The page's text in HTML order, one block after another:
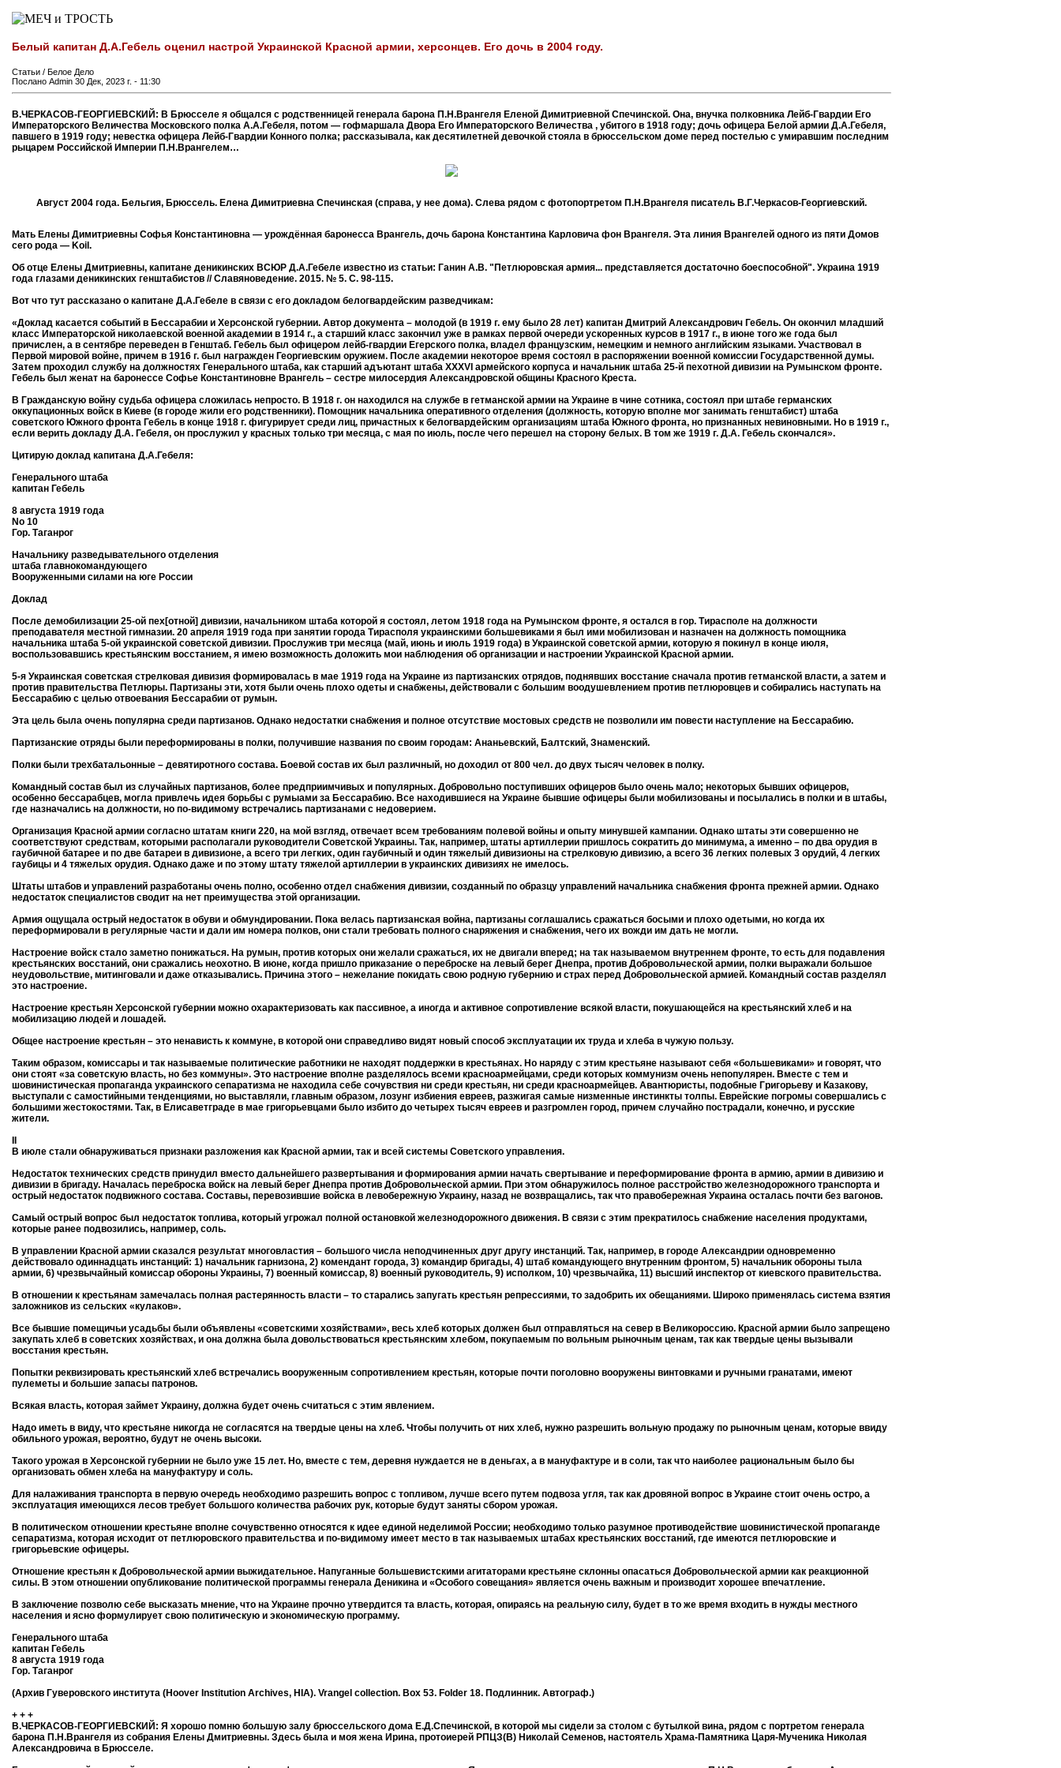
Белый капитан Д.А.Гебель оценил настрой Украинской Красной армии, херсонцев. Его дочь в 2004 году.
Статьи / Белое Дело
Послано Admin 30 Дек, 2023 г. - 11:30
В.ЧЕРКАСОВ-ГЕОРГИЕВСКИЙ: В Брюсселе я общался с родственницей генерала барона П.Н.Врангеля Еленой Димитриевной Спечинской. Она, внучка полковника Лейб-Гвардии Его
Императорского Величества Московского полка А.А.Гебеля, потом — гофмаршала Двора Его Императорского Величества , убитого в 1918 году; дочь офицера Белой армии Д.А.Гебеля,
павшего в 1919 году; невестка офицера Лейб-Гвардии Конного полка; рассказывала, как десятилетней девочкой стояла в брюссельском доме перед постелью с умиравшим последним
рыцарем Российской Империи П.Н.Врангелем…
Август 2004 года. Бельгия, Брюссель. Елена Димитриевна Спечинская (справа, у нее дома). Слева рядом с фотопортретом П.Н.Врангеля писатель В.Г.Черкасов-Георгиевский.
Мать Елены Димитриевны Софья Константиновна — урождённая баронесса Врангель, дочь барона Константина Карловича фон Врангеля. Эта линия Врангелей одного из пяти Домов
сего рода — Koil.
Об отце Елены Дмитриевны, капитане деникинских ВСЮР Д.А.Гебеле известно из статьи: Ганин А.В. "Петлюровская армия... представляется достаточно боеспособной". Украина 1919
года глазами деникинских генштабистов // Славяноведение. 2015. № 5. С. 98-115.
Вот что тут рассказано о капитане Д.А.Гебеле в связи с его докладом белогвардейским разведчикам:
«Доклад касается событий в Бессарабии и Херсонской губернии. Автор документа – молодой (в 1919 г. ему было 28 лет) капитан Дмитрий Александрович Гебель. Он окончил младший
класс Императорской николаевской военной академии в 1914 г., а старший класс закончил уже в рамках первой очереди ускоренных курсов в 1917 г., в июне того же года был
причислен, а в сентябре переведен в Генштаб. Гебель был офицером лейб-гвардии Егерского полка, владел французским, немецким и немного английским языками. Участвовал в
Первой мировой войне, причем в 1916 г. был награжден Георгиевским оружием. После академии некоторое время состоял в распоряжении военной комиссии Государственной думы.
Затем проходил службу на должностях Генерального штаба, как старший адъютант штаба XXXVI армейского корпуса и начальник штаба 25-й пехотной дивизии на Румынском фронте.
Гебель был женат на баронессе Софье Константиновне Врангель – сестре милосердия Александровской общины Красного Креста.
В Гражданскую войну судьба офицера сложилась непросто. В 1918 г. он находился на службе в гетманской армии на Украине в чине сотника, состоял при штабе германских
оккупационных войск в Киеве (в городе жили его родственники). Помощник начальника оперативного отделения (должность, которую вполне мог занимать генштабист) штаба
советского Южного фронта Гебель в конце 1918 г. фигурирует среди лиц, причастных к белогвардейским организациям штаба Южного фронта, но признанных невиновными. Но в 1919 г.,
если верить докладу Д.А. Гебеля, он прослужил у красных только три месяца, с мая по июль, после чего перешел на сторону белых. В том же 1919 г. Д.А. Гебель скончался».
Цитирую доклад капитана Д.А.Гебеля:
Генерального штаба
капитан Гебель
8 августа 1919 года
No 10
Гор. Таганрог
Начальнику разведывательного отделения
штаба главнокомандующего
Вооруженными силами на юге России
Доклад
После демобилизации 25-ой пех[отной] дивизии, начальником штаба которой я состоял, летом 1918 года на Румынском фронте, я остался в гор. Тирасполе на должности
преподавателя местной гимназии. 20 апреля 1919 года при занятии города Тирасполя украинскими большевиками я был ими мобилизован и назначен на должность помощника
начальника штаба 5-ой украинской советской дивизии. Прослужив три месяца (май, июнь и июль 1919 года) в Украинской советской армии, которую я покинул в конце июля,
воспользовавшись крестьянским восстанием, я имею возможность доложить мои наблюдения об организации и настроении Украинской Красной армии.
5-я Украинская советская стрелковая дивизия формировалась в мае 1919 года на Украине из партизанских отрядов, поднявших восстание сначала против гетманской власти, а затем и
против правительства Петлюры. Партизаны эти, хотя были очень плохо одеты и снабжены, действовали с большим воодушевлением против петлюровцев и собирались наступать на
Бессарабию с целью отвоевания Бессарабии от румын.
Эта цель была очень популярна среди партизанов. Однако недостатки снабжения и полное отсутствие мостовых средств не позволили им повести наступление на Бессарабию.
Партизанские отряды были переформированы в полки, получившие названия по своим городам: Ананьевский, Балтский, Знаменский.
Полки были трехбатальонные – девятиротного состава. Боевой состав их был различный, но доходил от 800 чел. до двух тысяч человек в полку.
Командный состав был из случайных партизанов, более предприимчивых и популярных. Добровольно поступивших офицеров было очень мало; некоторых бывших офицеров,
особенно бессарабцев, могла привлечь идея борьбы с румыами за Бессарабию. Все находившиеся на Украине бывшие офицеры были мобилизованы и посылались в полки и в штабы,
где назначались на должности, но по-видимому встречались партизанами с недоверием.
Организация Красной армии согласно штатам книги 220, на мой взгляд, отвечает всем требованиям полевой войны и опыту минувшей кампании. Однако штаты эти совершенно не
соответствуют средствам, которыми располагали руководители Советской Украины. Так, например, штаты артиллерии пришлось сократить до минимума, а именно – по два орудия в
гаубичной батарее и по две батареи в дивизионе, а всего три легких, один гаубичный и один тяжелый дивизионы на стрелковую дивизию, а всего 36 легких полевых 3 орудий, 4 легких
гаубицы и 4 тяжелых орудия. Однако даже и по этому штату тяжелой артиллерии в украинских дивизиях не имелось.
Штаты штабов и управлений разработаны очень полно, особенно отдел снабжения дивизии, созданный по образцу управлений начальника снабжения фронта прежней армии. Однако
недостаток специалистов сводит на нет преимущества этой организации.
Армия ощущала острый недостаток в обуви и обмундировании. Пока велась партизанская война, партизаны соглашались сражаться босыми и плохо одетыми, но когда их
переформировали в регулярные части и дали им номера полков, они стали требовать полного снаряжения и снабжения, чего их вожди им дать не могли.
Настроение войск стало заметно понижаться. На румын, против которых они желали сражаться, их не двигали вперед; на так называемом внутреннем фронте, то есть для подавления
крестьянских восстаний, они сражались неохотно. В июне, когда пришло приказание о переброске на левый берег Днепра, против Добровольческой армии, полки выражали большое
неудовольствие, митинговали и даже отказывались. Причина этого – нежелание покидать свою родную губернию и страх перед Добровольческой армией. Командный состав разделял
это настроение.
Настроение крестьян Херсонской губернии можно охарактеризовать как пассивное, а иногда и активное сопротивление всякой власти, покушающейся на крестьянский хлеб и на
мобилизацию людей и лошадей.
Общее настроение крестьян – это ненависть к коммуне, в которой они справедливо видят новый способ эксплуатации их труда и хлеба в чужую пользу.
Таким образом, комиссары и так называемые политические работники не находят поддержки в крестьянах. Но наряду с этим крестьяне называют себя «большевиками» и говорят, что
они стоят «за советскую власть, но без коммуны». Это настроение вполне разделялось всеми красноармейцами, среди которых коммунизм очень непопулярен. Вместе с тем и
шовинистическая пропаганда украинского сепаратизма не находила себе сочувствия ни среди крестьян, ни среди красноармейцев. Авантюристы, подобные Григорьеву и Казакову,
выступали с самостийными тенденциями, но выставляли, главным образом, лозунг избиения евреев, разжигая самые низменные инстинкты толпы. Еврейские погромы совершались с
большими жестокостями. Так, в Елисаветграде в мае григорьевцами было избито до четырех тысяч евреев и разгромлен город, причем случайно пострадали, конечно, и русские
жители.
В июле стали обнаруживаться признаки разложения как Красной армии, так и всей системы Советского управления.
Недостаток технических средств принудил вместо дальнейшего развертывания и формирования армии начать свертывание и переформирование фронта в армию, армии в дивизию и
дивизии в бригаду. Началась переброска войск на левый берег Днепра против Добровольческой армии. При этом обнаружилось полное расстройство железнодорожного транспорта и
острый недостаток подвижного состава. Составы, перевозившие войска в левобережную Украину, назад не возвращались, так что правобережная Украина осталась почти без вагонов.
Самый острый вопрос был недостаток топлива, который угрожал полной остановкой железнодорожного движения. В связи с этим прекратилось снабжение населения продуктами,
которые ранее подвозились, например, соль.
В управлении Красной армии сказался результат многовластия – большого числа неподчиненных друг другу инстанций. Так, например, в городе Александрии одновременно
действовало одиннадцать инстанций: 1) начальник гарнизона, 2) комендант города, 3) командир бригады, 4) штаб командующего внутренним фронтом, 5) начальник обороны тыла
армии, 6) чрезвычайный комиссар обороны Украины, 7) военный комиссар, 8) военный руководитель, 9) исполком, 10) чрезвычайка, 11) высший инспектор от киевского правительства.
В отношении к крестьянам замечалась полная растерянность власти – то старались запугать крестьян репрессиями, то задобрить их обещаниями. Широко применялась система взятия
заложников из сельских «кулаков».
Все бывшие помещичьи усадьбы были объявлены «советскими хозяйствами», весь хлеб которых должен был отправляться на север в Великороссию. Красной армии было запрещено
закупать хлеб в советских хозяйствах, и она должна была довольствоваться крестьянским хлебом, покупаемым по вольным рыночным ценам, так как твердые цены вызывали
восстания крестьян.
Попытки реквизировать крестьянский хлеб встречались вооруженным сопротивлением крестьян, которые почти поголовно вооружены винтовками и ручными гранатами, имеют
пулеметы и большие запасы патронов.
Всякая власть, которая займет Украину, должна будет очень считаться с этим явлением.
Надо иметь в виду, что крестьяне никогда не согласятся на твердые цены на хлеб. Чтобы получить от них хлеб, нужно разрешить вольную продажу по рыночным ценам, которые ввиду
обильного урожая, вероятно, будут не очень высоки.
Такого урожая в Херсонской губернии не было уже 15 лет. Но, вместе с тем, деревня нуждается не в деньгах, а в мануфактуре и в соли, так что наиболее рациональным было бы
организовать обмен хлеба на мануфактуру и соль.
Для налаживания транспорта в первую очередь необходимо разрешить вопрос с топливом, лучше всего путем подвоза угля, так как дровяной вопрос в Украине стоит очень остро, а
эксплуатация имеющихся лесов требует большого количества рабочих рук, которые будут заняты сбором урожая.
В политическом отношении крестьяне вполне сочувственно относятся к идее единой неделимой России; необходимо только разумное противодействие шовинистической пропаганде
сепаратизма, которая исходит от петлюровского правительства и по-видимому имеет место в так называемых штабах крестьянских восстаний, где имеются петлюровские и
григорьевские офицеры.
Отношение крестьян к Добровольческой армии выжидательное. Напуганные большевистскими агитаторами крестьяне склонны опасаться Добровольческой армии как реакционной
силы. В этом отношении опубликование политической программы генерала Деникина и «Особого совещания» является очень важным и производит хорошее впечатление.
В заключение позволю себе высказать мнение, что на Украине прочно утвердится та власть, которая, опираясь на реальную силу, будет в то же время входить в нужды местного
населения и ясно формулирует свою политическую и экономическую программу.
Генерального штаба
капитан Гебель
8 августа 1919 года
Гор. Таганрог
(Архив Гуверовского института (Hoover Institution Archives, HIA). Vrangel collection. Box 53. Folder 18. Подлинник. Автограф.)
+ + +
В.ЧЕРКАСОВ-ГЕОРГИЕВСКИЙ: Я хорошо помню большую залу брюссельского дома Е.Д.Спечинской, в которой мы сидели за столом с бутылкой вина, рядом с портретом генерала
барона П.Н.Врангеля из собрания Елены Дмитриевны. Здесь была и моя жена Ирина, протоиерей РПЦЗ(В) Николай Семенов, настоятель Храма-Памятника Царя-Мученика Николая
Александровича в Брюсселе.